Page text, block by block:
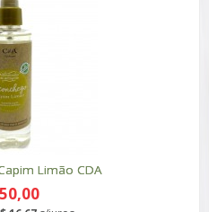
Limão CDA